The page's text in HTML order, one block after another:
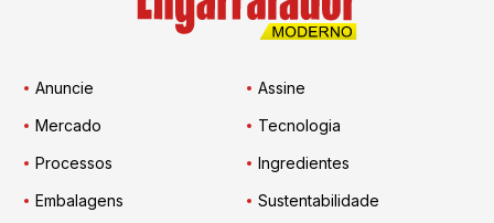
Anuncie
Assine
Mercado
Tecnologia
Processos
Ingredientes
Embalagens
Sustentabilidade